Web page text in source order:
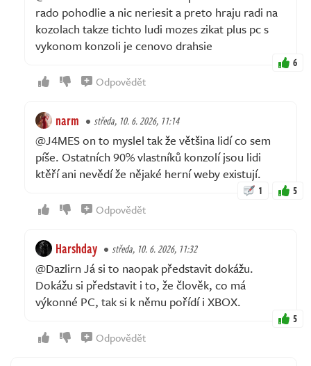
rado pohodlie a nic neriesit a preto hraju radi na
kozolach takze tichto ludi mozes zikat plus pc s
vykonom konzoli je cenovo drahsie
6
Odpovědět
narm středa, 10. 6. 2026, 11:14
@J4MES on to myslel tak že většina lidí co sem
píše. Ostatních 90% vlastníků konzolí jsou lidi
ktěří ani nevědí že nějaké herní weby existují.
1 5
Odpovědět
Harshday středa, 10. 6. 2026, 11:32
@Dazlirn Já si to naopak představit dokážu.
Dokážu si představit i to, že člověk, co má
výkonné PC, tak si k němu pořídí i XBOX.
5
Odpovědět